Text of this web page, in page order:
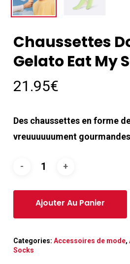
Chaussettes
Gelato Eat My
21.95€
Des chaussettes en forme
vreuuuuuument gourmandes
Categories: Accessoires de mode,
Socks